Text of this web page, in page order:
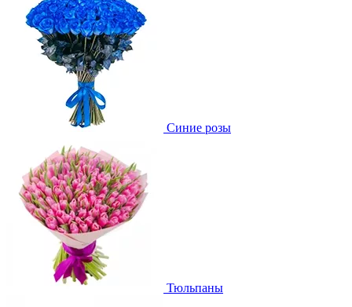
Синие розы
Тюльпаны